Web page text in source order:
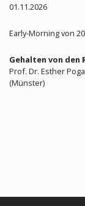
01.11.2026
Early-Morning von
Gehalten von den
Prof. Dr. Esther
(Münster)